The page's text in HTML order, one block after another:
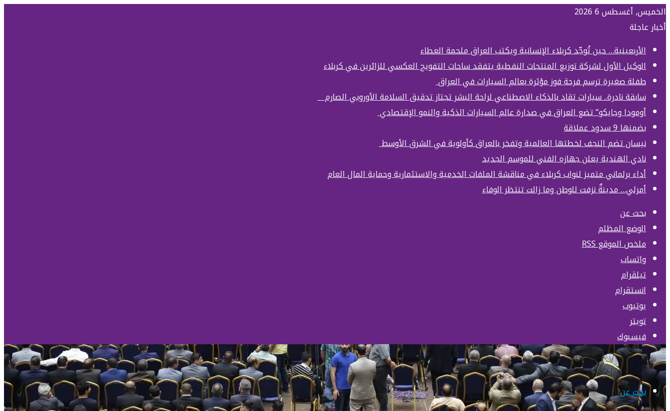
الخميس, أغسطس 6 2026
أخبار عاجلة
الأربعينية… حين تُوحِّد كربلاء الإنسانية ويكتب العراق ملحمة العطاء
الوكيل الأول لشركة توزيع المنتجات النفطية يتفقد ساحات التفويج العكسي للزائرين في كربلاء
طفلة صغيرة ترسم فرحة فوز مؤثرة بعالم السيارات في العراق
سابقة نادرة.. سيارات تقاد بالذكاء الاصطناعي لراحة البشر تجتاز تدقيق السلامة الأوروبي الصارم
أومودا وجايكو” تضع العراق في صدارة عالم السيارات الذكية والنمو الإقتصادي
بضمنها 9 سدود عملاقة
نيسان تضم النجف لخطتها العالمية وتفخر بالعراق كأولوية في الشرق الأوسط
نادي الهندية يعلن جهازه الفني للموسم الجديد
أداء برلماني متميز لنواب كربلاء في مناقشة الملفات الخدمية والاستثمارية وحماية المال العام
أمرلي… مدينةٌ نزفت للوطن وما زالت تنتظر الوفاء
بحث عن
الوضع المظلم
ملخص الموقع RSS
واتساب
تيلقرام
انستقرام
يوتيوب
تويتر
فيسبوك
بحث عن